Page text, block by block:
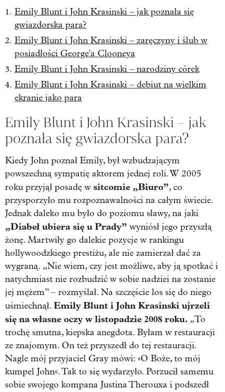
Emily Blunt i John Krasinski – jak poznała się
gwiazdorska para?
Emily Blunt i John Krasinski – zaręczyny i ślub w
posiadłości George'a Clooneya
Emily Blunt i John Krasinski – narodziny córek
Emily Blunt i John Krasinski – debiut na wielkim
ekranie jako para
Emily Blunt i John Krasinski – jak
poznała się gwiazdorska para?
Kiedy John poznał Emily, był wzbudzającym
powszechną sympatię aktorem jednej roli. W 2005
roku przyjął posadę w sitcomie „Biuro”, co
przysporzyło mu rozpoznawalności na całym świecie.
Jednak daleko mu było do poziomu sławy, na jaki
„Diabeł ubiera się u Prady” wyniósł jego przyszłą
żonę. Martwiły go dalekie pozycje w rankingu
hollywoodzkiego prestiżu, ale nie zamierzał dać za
wygraną. „Nie wiem, czy jest możliwe, aby ją spotkać i
natychmiast nie rozbudzić w sobie nadziei na zostanie
jej mężem” – rozmyślał. Na szczęście los się do niego
uśmiechnął. Emily Blunt i John Krasinski ujrzeli
się na własne oczy w listopadzie 2008 roku. „To
trochę smutna, kiepska anegdota. Byłam w restauracji
ze znajomym. On też przyszedł do tej restauracji.
Nagle mój przyjaciel Gray mówi: »O Boże, to mój
kumpel John«. Tak to się wydarzyło. Porzucił samemu
sobie swojego kompana Justina Therouxa i podszedł